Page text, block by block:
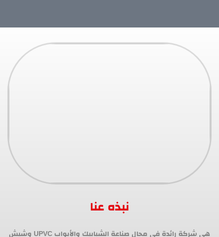
نبذه عنا
هي شركة رائدة في مجال صناعة الشبابيك والأبواب UPVC وشيش